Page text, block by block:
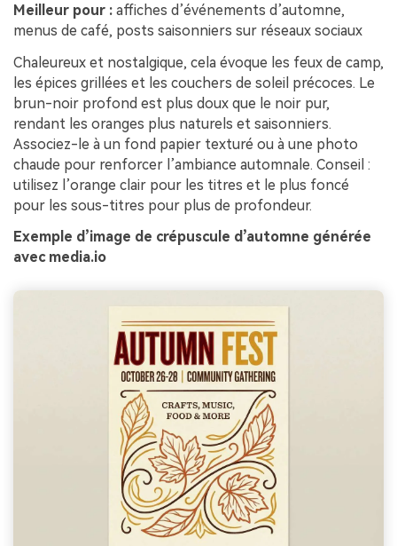
Meilleur pour : affiches d’événements d’automne,
menus de café, posts saisonniers sur réseaux sociaux
Chaleureux et nostalgique, cela évoque les feux de camp,
les épices grillées et les couchers de soleil précoces. Le
brun-noir profond est plus doux que le noir pur,
rendant les oranges plus naturels et saisonniers.
Associez-le à un fond papier texturé ou à une photo
chaude pour renforcer l’ambiance automnale. Conseil :
utilisez l’orange clair pour les titres et le plus foncé
pour les sous-titres pour plus de profondeur.
Exemple d’image de crépuscule d’automne générée
avec media.io